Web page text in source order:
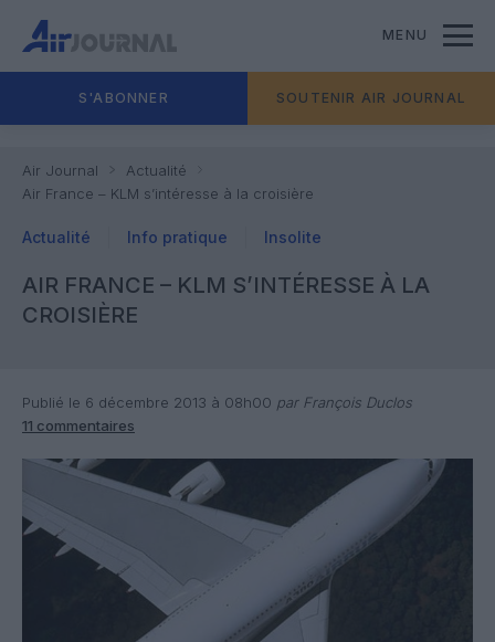
MENU
S'ABONNER SOUTENIR AIR JOURNAL
Air Journal
Actualité
Air France – KLM s’intéresse à la croisière
Actualité Info pratique Insolite
AIR FRANCE – KLM S’INTÉRESSE À LA
CROISIÈRE
Publié le 6 décembre 2013 à 08h00 par François Duclos
11 commentaires